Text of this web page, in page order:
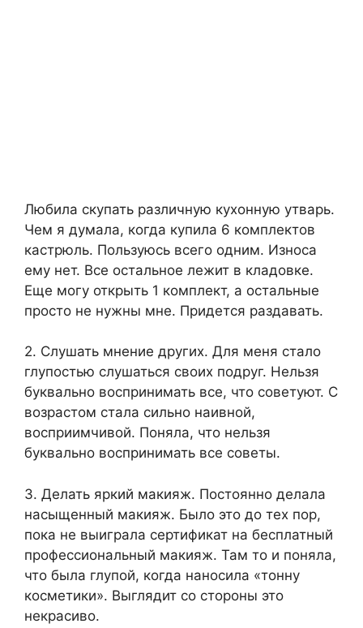
Любила скупать различную кухонную утварь.
Чем я думала, когда купила 6 комплектов
кастрюль. Пользуюсь всего одним. Износа
ему нет. Все остальное лежит в кладовке.
Еще могу открыть 1 комплект, а остальные
просто не нужны мне. Придется раздавать.
2. Слушать мнение других. Для меня стало
глупостью слушаться своих подруг. Нельзя
буквально воспринимать все, что советуют. С
возрастом стала сильно наивной,
восприимчивой. Поняла, что нельзя
буквально воспринимать все советы.
3. Делать яркий макияж. Постоянно делала
насыщенный макияж. Было это до тех пор,
пока не выиграла сертификат на бесплатный
профессиональный макияж. Там то и поняла,
что была глупой, когда наносила «тонну
косметики». Выглядит со стороны это
некрасиво.